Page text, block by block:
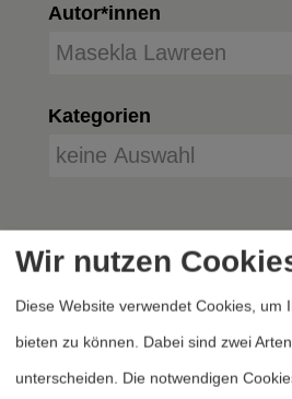
Autor*innen
Kategorien
Heftarchiv
Wir nutzen
Diese Website verwendet Cookies, um
bieten zu können. Dabei sind zwei
unterscheiden. Die notwendigen